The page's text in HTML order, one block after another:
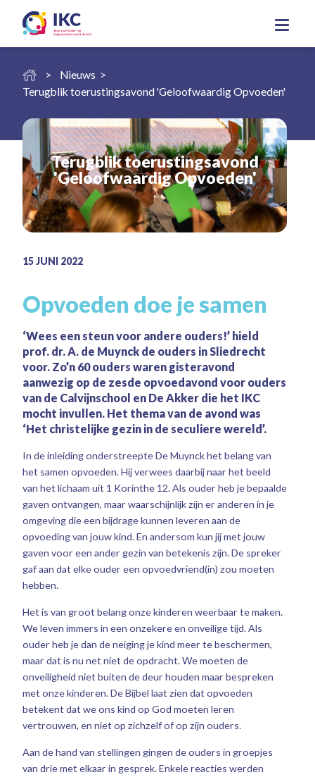
Nieuws
Terugblik toerustingsavond 'Geloofwaardig Opvoeden'
Terugblik toerustingsavond
'Geloofwaardig Opvoeden'
15JUNI 2022
Opvoeden doe je samen
‘Wees een steun voor andere ouders!’ hield
prof. dr. A. de Muynck de ouders in Sliedrecht
voor. Zo’n 60 ouders waren gisteravond
aanwezig op de zesde opvoedavond voor ouders
van de Calvijnschool en De Akker die het IKC
mocht invullen. Het thema van de avond was
‘Het christelijke gezin in de seculiere wereld’.
In de inleiding onderstreepte De Muynck het belang van
het samen opvoeden. Hij verwees daarbij naar het beeld
van het lichaam uit 1 Korinthe 12. Als ouder heb je bepaalde
gaven ontvangen, maar waarschijnlijk zijn er anderen in je
omgeving die een bijdrage kunnen leveren aan de
opvoeding van jouw kind. En andersom kun jij met jouw
gaven voor een ander gezin van betekenis zijn. De spreker
gaf aan dat elke ouder een opvoedvriend(in) zou moeten
hebben.
Het is van groot belang onze kinderen weerbaar te maken.
We leven immers in een onzekere en onveilige tijd. Als
ouder heb je dan de neiging je kind meer te beschermen,
maar dat is nu net níet de opdracht. We moeten de
onveiligheid niet buiten de deur houden maar bespreken
met onze kinderen. De Bijbel laat zien dat opvoeden
betekent dat we ons kind op God moeten leren
vertrouwen, en niet op zichzelf of op zijn ouders.
Aan de hand van stellingen gingen de ouders in groepjes
van drie met elkaar in gesprek. Enkele reacties werden